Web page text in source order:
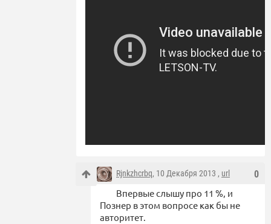
0
Rjnkzhcrbq, 10 Декабря 2013 , url
Впервые слышу про 11 %, и
Познер в этом вопросе как бы не
авторитет.